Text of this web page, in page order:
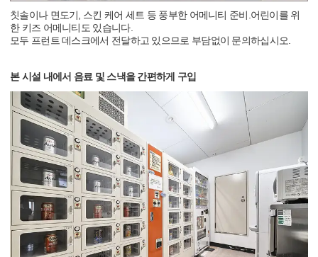
칫솔이나 면도기, 스킨 케어 세트 등 풍부한 어메니티 준비.어린이를 위
한 키즈 어메니티도 있습니다.
모두 프런트 데스크에서 전달하고 있으므로 부담없이 문의하십시오.
본 시설 내에서 음료 및 스낵을 간편하게 구입